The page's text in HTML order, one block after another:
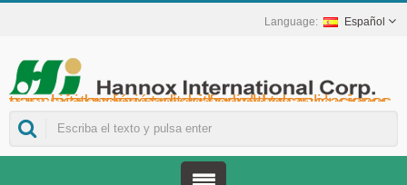
Español
Hannox International Corp. - Ayudamos a importadores, mayoristas y distribuidores de dispositivos médicos, así como a marcas del sector sanitario, a lanzar soluciones no farmacológicas para el cuidado de heridas y mucosas en úlceras orales, cuidados de apoyo para pacientes con cáncer, protección de la piel, cuidado de la mucosa nasal y protección de heridas en el hogar. También ofrecemos una amplia gama de dispositivos médicos para la prevención y el control de la diabetes, soluciones para la prevención de enfermedades transmitidas por mosquitos y otras aplicaciones para la atención sanitaria en el hogar.